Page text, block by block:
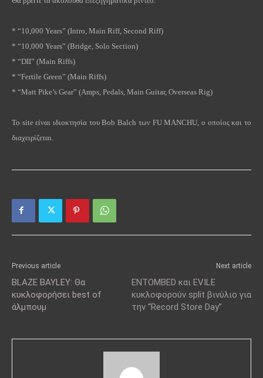
* “10,000 Years” (Intro, Main Riff, Second Riff)
* “10,000 Years” (Bridge, Solo Section)
* “DII” (Main Riffs)
* “Fertile Green” (Main Riffs)
* “Matt Pike’s Gear” (Amps, Pedals, Main Guitar, Overseas Rig)
To site είναι ιδιοκτησία τουBob Balch των FU MANCHU , ο οποίος και το
διαχειρίζεται.
Previous article
BLAZE BAYLEY: Θα
κυκλοφορήσει best of
άλμπουμ
Next article
ENTOMBED και EVILE
κυκλοφορούν split βινύλιο για
την “Record Store Day”